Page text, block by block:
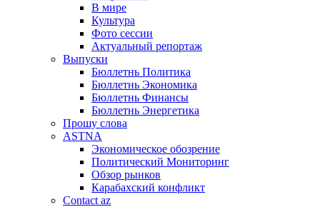
В мире
Культура
Фото сессии
Актуальный репортаж
Выпуски
Бюллетнь Политика
Бюллетнь Экономика
Бюллетнь Финансы
Бюллетнь Энергетика
Прошу слова
ASTNA
Экономическое обозрение
Политический Мониторинг
Обзор рынков
Карабахский конфликт
Contact az